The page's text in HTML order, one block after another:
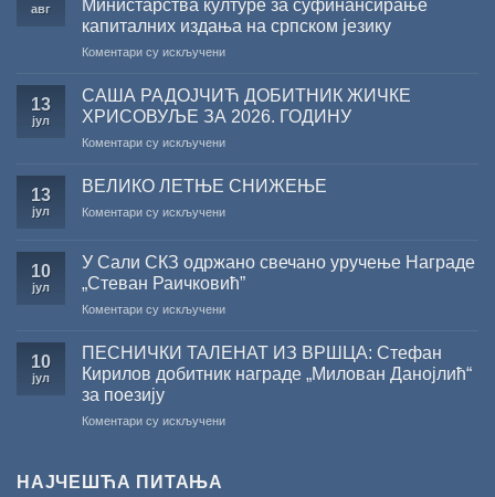
авг
Министарства културе за суфинансирање
капиталних издања на српском језику
Коментари су искљученина
поводом
резултата
конкурса
Министарства
за
капиталних
на
српском
13
јул
САША РАДОЈЧИЋ ДОБИТНИК ЖИЧКЕ
ХРИСОВУЉЕ ЗА 2026. ГОДИНУ
Коментари су искљученина
РАДОЈЧИЋ
ЖИЧКЕ
2026.
ГОДИНУ
13
јул
ВЕЛИКО ЛЕТЊЕ СНИЖЕЊЕ
Коментари су искљученина
СНИЖЕЊЕ
10
јул
У Сали СКЗ одржано свечано уручење Награде
„Стеван Раичковић”
Коментари су искљученина
Сали
одржано
уручење
10
јул
ПЕСНИЧКИ ТАЛЕНАТ ИЗ ВРШЦА: Стефан
Кирилов добитник награде „Милован Данојлић“
за поезију
Коментари су искљученина
НАЈЧЕШЋА ПИТАЊА